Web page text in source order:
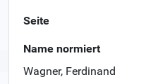
Seite
Name normiert
Wagner, Ferdinand